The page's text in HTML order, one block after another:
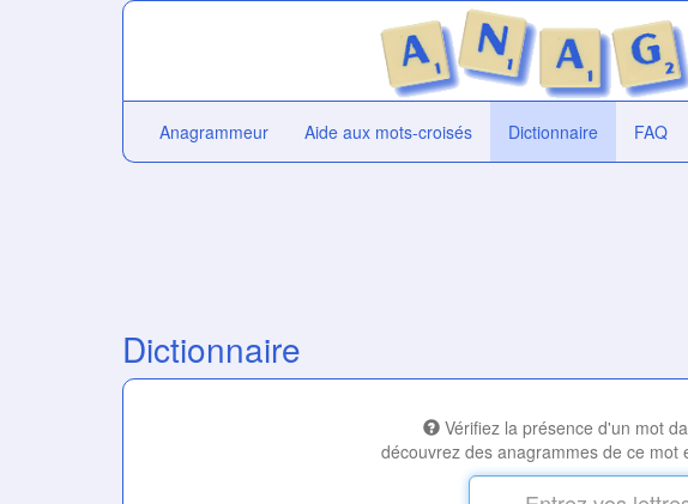
Anagrammeur Aide aux mots-croisés Dictionnaire FAQ
Dictionnaire
Vérifiez la présence d'un mot
découvrez des anagrammes de ce mot